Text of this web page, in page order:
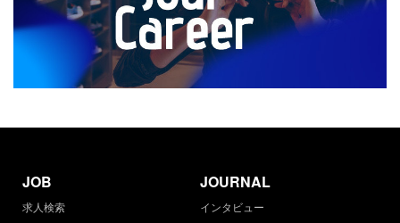
JOB
求人検索
JOURNAL
インタビュー